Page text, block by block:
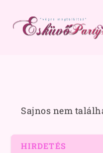
Sajnos nem
HIRDETÉS